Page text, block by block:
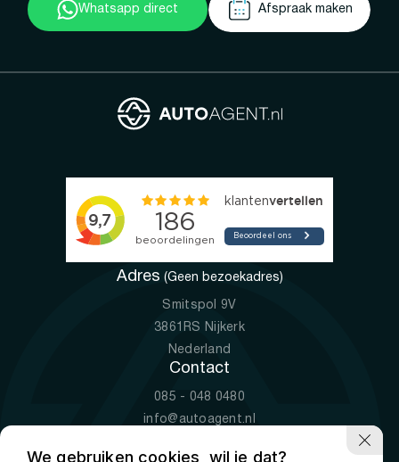
Whatsapp direct Afspraak maken
Adres (Geen bezoekadres)
Smitspol 9V
3861RS Nijkerk
Nederland
Contact
085 - 048 0480
info@autoagent.nl
We gebruiken cookies, wil je dat?